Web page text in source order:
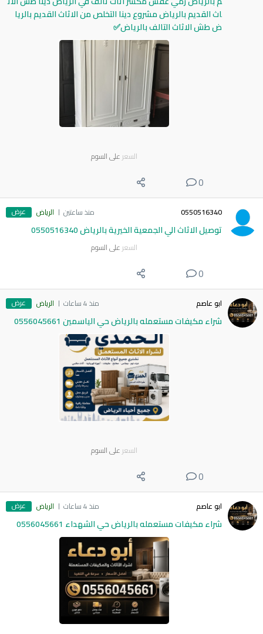
اث القديم بالرياض مشروع دينا التخلص من الاثاث القديم بالريا
ض طش الاثاث التالف بالرياض✅
السعر على السوم
0
0550516340 منذ ساعتين الرياض عرض
توصيل الاثاث الي الجمعية الخيرية بالرياض 0550516340
السعر على السوم
0
ابو عاصم منذ 4 ساعات الرياض عرض
شراء مكيفات مستعمله بالرياض حي الياسمين 0556045661
السعر على السوم
0
ابو عاصم منذ 4 ساعات الرياض عرض
شراء مكيفات مستعمله بالرياض حي الشهداء 0556045661